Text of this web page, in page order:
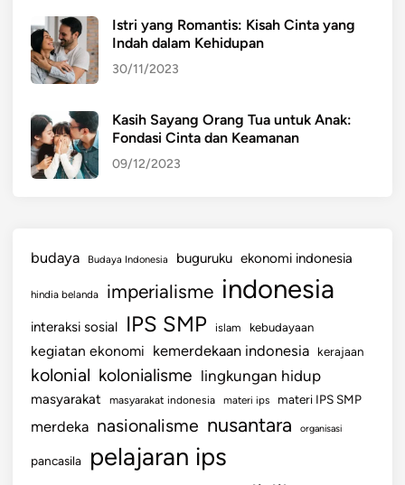
Istri yang Romantis: Kisah Cinta yang
Indah dalam Kehidupan
30/11/2023
Kasih Sayang Orang Tua untuk Anak:
Fondasi Cinta dan Keamanan
09/12/2023
budaya Budaya Indonesia buguruku ekonomi indonesia
hindia belanda imperialisme indonesia
interaksi sosial IPS SMP islam kebudayaan
kegiatan ekonomi kemerdekaan indonesia kerajaan
kolonial kolonialisme lingkungan hidup
masyarakat masyarakat indonesia materi ips materi IPS SMP
merdeka nasionalisme nusantara organisasi
pancasila
pelajaran ips